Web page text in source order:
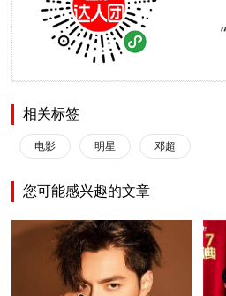
相关标签
电影 明星 邓超
您可能感兴趣的文章